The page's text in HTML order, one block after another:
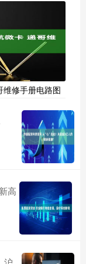
修手册电路图
高